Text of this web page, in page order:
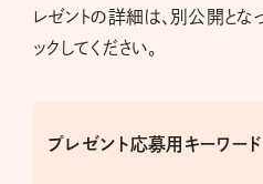
レゼントの詳細は、別公開とな
ックしてください。
プレゼント応募用キーワード